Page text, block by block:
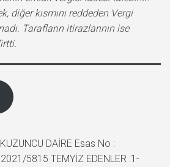
diğer kısmını reddeden Vergi
Tarafların itirazlarının ise
DAİRE Esas No :
5815 TEMYİZ EDENLER :1-